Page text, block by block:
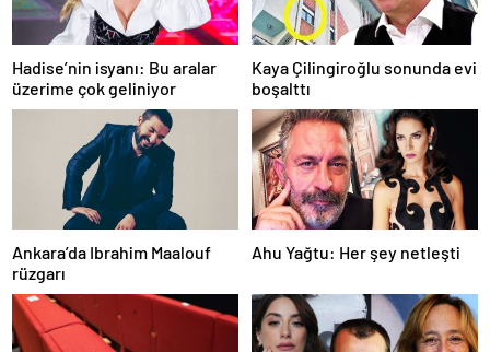
Hadise’nin isyanı: Bu aralar
üzerime çok geliniyor
Kaya Çilingiroğlu sonunda evi
boşalttı
Ankara’da Ibrahim Maalouf
rüzgarı
Ahu Yağtu: Her şey netleşti